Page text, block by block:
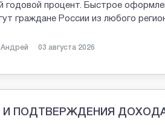
процент. Быстрое
граждане России из любого
Андрей 03 августа 2026
И ПОДТВЕРЖДЕНИЯ